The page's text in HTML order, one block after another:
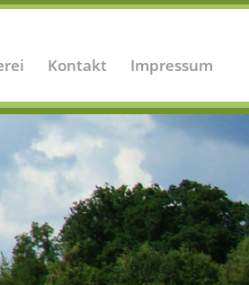
Kontakt Impressum